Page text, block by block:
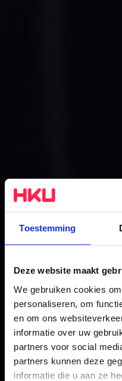
Toestemming
Deze website maakt
We gebruiken cookies
personaliseren, om
en om ons
informatie over uw
partners voor social
partners kunnen deze
informatie die u aan ze
Minor
Narrative
The minor